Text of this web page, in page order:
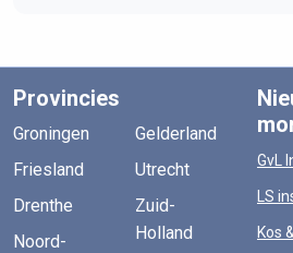
Provincies
Groningen
Friesland
Drenthe
Noord-
Gelderland
Utrecht
Zuid-
Holland
GvL
LS
Kos